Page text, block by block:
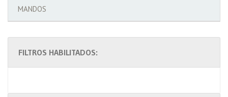
MANDOS
FILTROS HABILITADOS: